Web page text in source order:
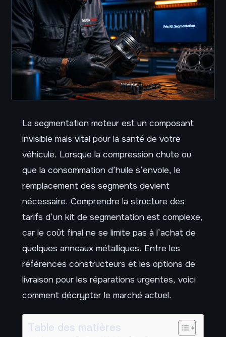
La segmentation moteur est un composant
invisible mais vital pour la santé de votre
véhicule. Lorsque la compression chute ou
que la consommation d’huile s’envole, le
remplacement des segments devient
nécessaire. Comprendre la structure des
tarifs d’un kit de segmentation est complexe,
car le coût final ne se limite pas à l’achat de
quelques anneaux métalliques. Entre les
références constructeurs et les options de
livraison pour les réparations urgentes, voici
comment décrypter le marché actuel.
Table des matières